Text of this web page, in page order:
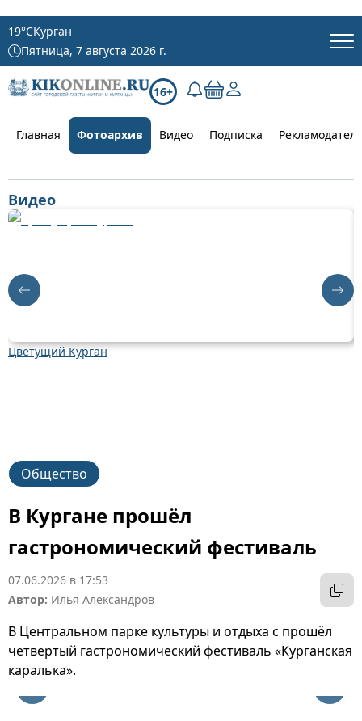
19°CКурган
Пятница, 7 августа 2026 г.
16+
Главная Фотоархив Видео Подписка
Видео
Цветущий Курган
Общество
В Кургане прошёл
гастрономический фестиваль
07.06.2026 в 17:53
Автор: Илья Александров
В Центральном парке культуры и отдыха с прошёл
четвертый гастрономический фестиваль «Курганская
каралька».